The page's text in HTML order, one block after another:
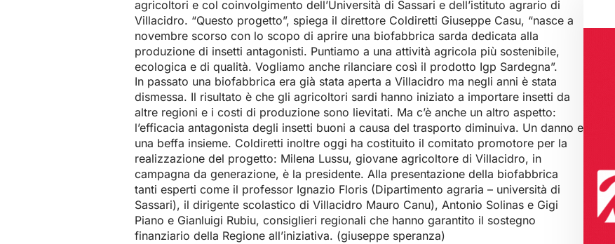
agricoltori e col coinvolgimento dell’Università di Sassari e dell’istituto agrario di
Villacidro. “Questo progetto”, spiega il direttore Coldiretti Giuseppe Casu, “nasce a
novembre scorso con lo scopo di aprire una biofabbrica sarda dedicata alla
produzione di insetti antagonisti. Puntiamo a una attività agricola più sostenibile,
ecologica e di qualità. Vogliamo anche rilanciare così il prodotto Igp Sardegna”.
In passato una biofabbrica era già stata aperta a Villacidro ma negli anni è stata
dismessa. Il risultato è che gli agricoltori sardi hanno iniziato a importare insetti da
altre regioni e i costi di produzione sono lievitati. Ma c’è anche un altro aspetto:
l’efficacia antagonista degli insetti buoni a causa del trasporto diminuiva. Un danno e
una beffa insieme. Coldiretti inoltre oggi ha costituito il comitato promotore per la
realizzazione del progetto: Milena Lussu, giovane agricoltore di Villacidro, in
campagna da generazione, è la presidente. Alla presentazione della biofabbrica
tanti esperti come il professor Ignazio Floris (Dipartimento agraria – università di
Sassari), il dirigente scolastico di Villacidro Mauro Canu), Antonio Solinas e Gigi
Piano e Gianluigi Rubiu, consiglieri regionali che hanno garantito il sostegno
finanziario della Regione all’iniziativa. (giuseppe speranza)